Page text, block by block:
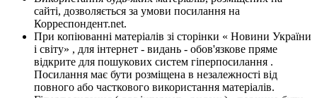
сайті, дозволяється за умови посилання на
Корреспондент.net.
При копіюванні матеріалів зі сторінки « Новини України
і світу» , для інтернет - видань - обов'язкове пряме
відкрите для пошукових систем гіперпосилання .
Посилання має бути розміщена в незалежності від
повного або часткового використання матеріалів.